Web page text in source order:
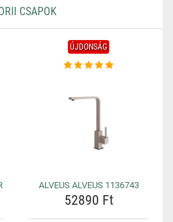
CSAPOK
ÚJDONSÁG
ALVEUS ALVEUS 1136743
52890 Ft